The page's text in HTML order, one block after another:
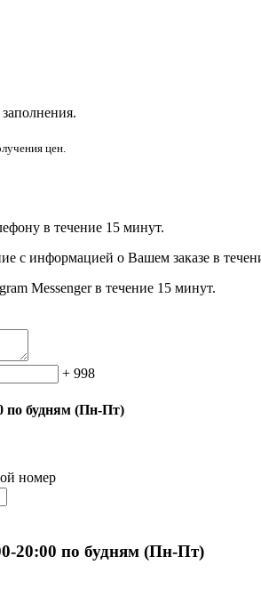
цен.
в течение 15 минут.
с информацией о Вашем заказе в
Messenger в течение 15 минут.
+ 998
по будням (Пн-Пт)
номер
20:00 по будням (Пн-Пт)